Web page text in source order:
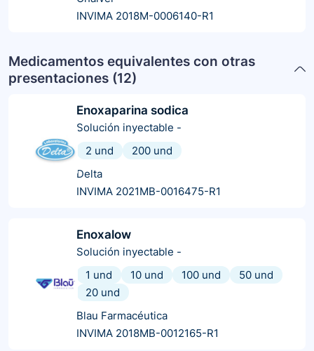
INVIMA 2018M-0006140-R1
Medicamentos equivalentes con otras
presentaciones (12)
Enoxaparina sodica
Solución inyectable -
2 und
200 und
Delta
INVIMA 2021MB-0016475-R1
Enoxalow
Solución inyectable -
1 und
10 und 100 und
50 und
20 und
Blau Farmacéutica
INVIMA 2018MB-0012165-R1